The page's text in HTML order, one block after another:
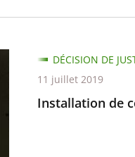
Installation de
DÉCISION DE
11 juillet 2019